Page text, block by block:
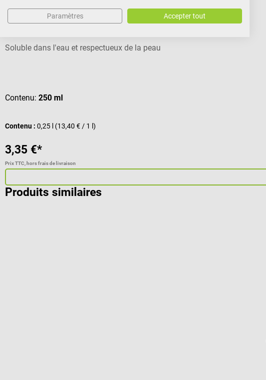
Parker Laboratories
Gel d’échographie Aquasonic 100
Soluble dans l'eau et respectueux de la peau
Contenu: 250 ml
Contenu : 0,25 l (13,40 € / 1 l)
3,35 €*
Prix TTC, hors frais de livraison
Produits similaires
Paramètres Accepter tout